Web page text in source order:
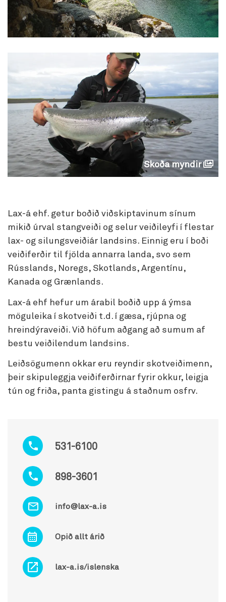
Skoða myndir
531-6100
898-3601
info@lax-a.is
Opið allt árið
lax-a.is/islenska
Lax-á ehf. getur boðið viðskiptavinum sínum
mikið úrval stangveiði og selur veiðileyfi í flestar
lax- og silungsveiðiár landsins. Einnig eru í boði
veiðiferðir til fjölda annarra landa, svo sem
Rússlands, Noregs, Skotlands, Argentínu,
Kanada og Grænlands.
Lax-á ehf hefur um árabil boðið upp á ýmsa
möguleika í skotveiði t.d. í gæsa, rjúpna og
hreindýraveiði. Við höfum aðgang að sumum af
bestu veiðilendum landsins.
Leiðsögumenn okkar eru reyndir skotveiðimenn,
þeir skipuleggja veiðiferðirnar fyrir okkur, leigja
tún og friða, panta gistingu á staðnum osfrv.